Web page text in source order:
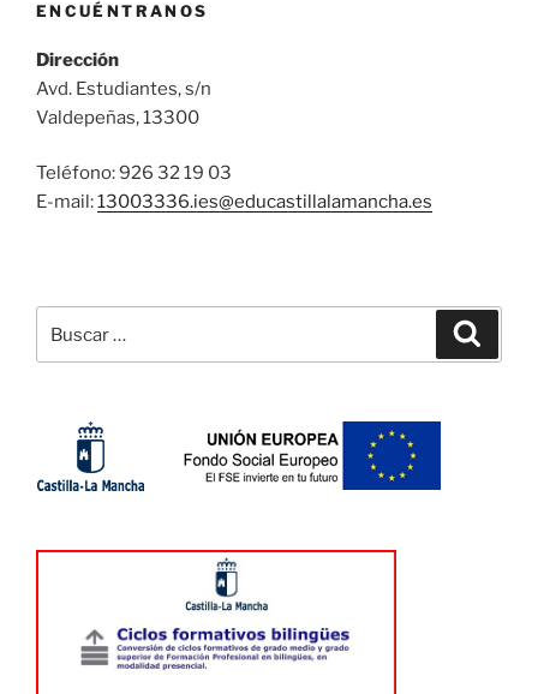
ENCUÉNTRANOS
Dirección
Avd. Estudiantes, s/n
Valdepeñas, 13300
Teléfono: 926 32 19 03
E-mail:13003336.ies@educastillalamancha.es
por: